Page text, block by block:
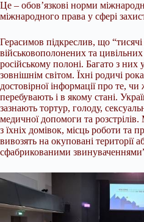
Це – обов’язкові норми
міжнародного права у сфері
Герасимов підкреслив, що “тисячі
військовополонених та
російському полоні. Багато з них
зовнішнім світом. Їхні родичі
достовірної інформації про те, чи
перебувають і в якому стані.
зазнають тортур, голоду,
медичної допомоги та
з їхніх домівок, місць роботи та
вивозять на окуповані території
сфабрикованими